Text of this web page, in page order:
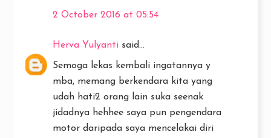
2 October 2016 at 05:54
Herva Yulyanti said...
Semoga lekas kembali ingatannya y
mba, memang berkendara kita yang
udah hati2 orang lain suka seenak
jidadnya hehhee saya pun pengendara
motor daripada saya mencelakai diri